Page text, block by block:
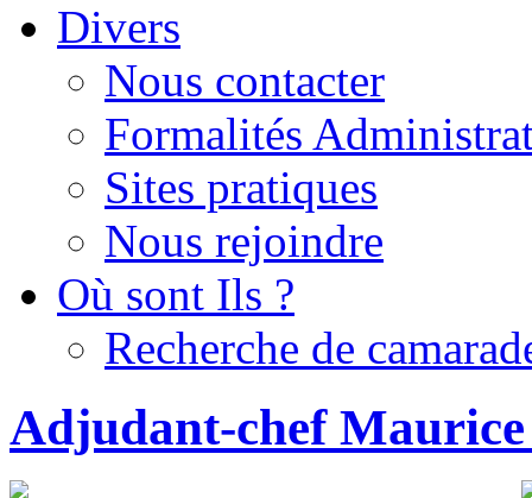
Divers
Nous contacter
Formalités
Sites pratiques
Nous rejoindre
Où sont Ils ?
Recherche de
Adjudant-chef